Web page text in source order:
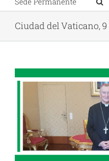
Ciudad del Vaticano, 9